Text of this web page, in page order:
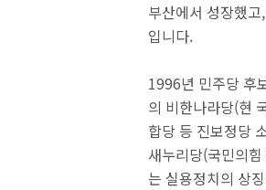
부산에서 성장했
입니다.
1996년 민주당 후
의 비한나라당(현
합당 등 진보정당
새누리당(국민의
는 실용정치의 상